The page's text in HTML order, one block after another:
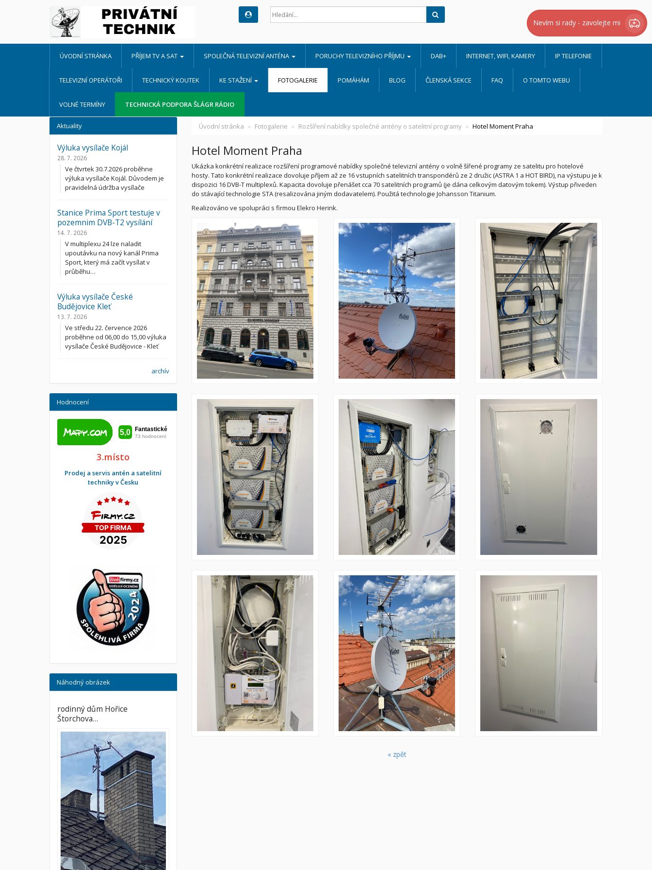
Nevím si rady - zavolejte mi
ÚVODNÍ STRÁNKA PŘÍJEM TV A SAT SPOLEČNÁ TELEVIZNÍ ANTÉNA PORUCHY TELEVIZNÍHO PŘÍJMU DAB+ INTERNET, WIFI, KAMERY IP TELEFONIE
TELEVIZNÍ OPERÁTOŘI TECHNICKÝ KOUTEK KE STAŽENÍ FOTOGALERIE POMÁHÁM BLOG ČLENSKÁ SEKCE FAQ O TOMTO WEBU
VOLNÉ TERMÍNY TECHNICKÁ PODPORA ŠLÁGR RÁDIO
Úvodní stránka Fotogalerie Rozšíření nabídky společné antény o satelitní programy Hotel Moment Praha
Hotel Moment Praha
Ukázka konkrétní realizace rozšíření programové nabídky společné televizní antény o volně šířené programy ze satelitu pro hotelové
hosty. Tato konkrétní realizace dovoluje příjem až ze 16 vstupních satelitních transpondérů ze 2 družic (ASTRA 1 a HOT BIRD), na výstupu je k
dispozici 16 DVB-T multiplexů. Kapacita dovoluje přenášet cca 70 satelitních programů (je dána celkovým datovým tokem). Výstup přiveden
do stávající technologie STA (resalizována jiným dodavatelem). Použitá technologie Johansson Titanium.
Realizováno ve spolupráci s firmou Elekro Herink.
« zpět
Aktuality
Výluka vysílače Kojál
28. 7. 2026
Ve čtvrtek 30.7.2026 proběhne
výluka vysílače Kojál. Důvodem je
pravidelná údržba vysílače
Stanice Prima Sport testuje v
pozemnim DVB-T2 vysílání
14. 7. 2026
V multiplexu 24 lze naladit
upoutávku na nový kanál Prima
Sport, který má začít vysílat v
průběhu…
Výluka vysílače České
Budějovice Kleť
13. 7. 2026
Ve středu 22. července 2026
proběhne od 06,00 do 15,00 výluka
vysílače České Budějovice - Kleť
archív
Hodnocení
3.místo
Prodej a servis antén a satelitní
techniky v Česku
Náhodný obrázek
rodinný dům Hořice
Štorchova…